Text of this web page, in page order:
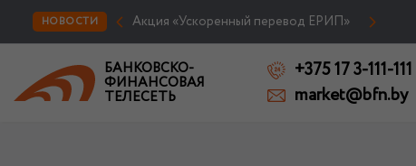
НОВОСТИ Акция «Ускоренный перевод ЕРИП»
БАНКОВСКО-
ФИНАНСОВАЯ
ТЕЛЕСЕТЬ
+375 17 3-111-111
market@bfn.by